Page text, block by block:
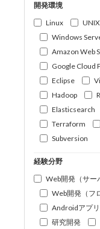
開発環境
Linux
UNIX
Windows
Amazon Web
Google Cloud
Eclipse
Hadoop
Elasticsearch
Terraform
Subversion
経験分野
Web開発（サー
Web開発（フ
Androidアプ
研究開発